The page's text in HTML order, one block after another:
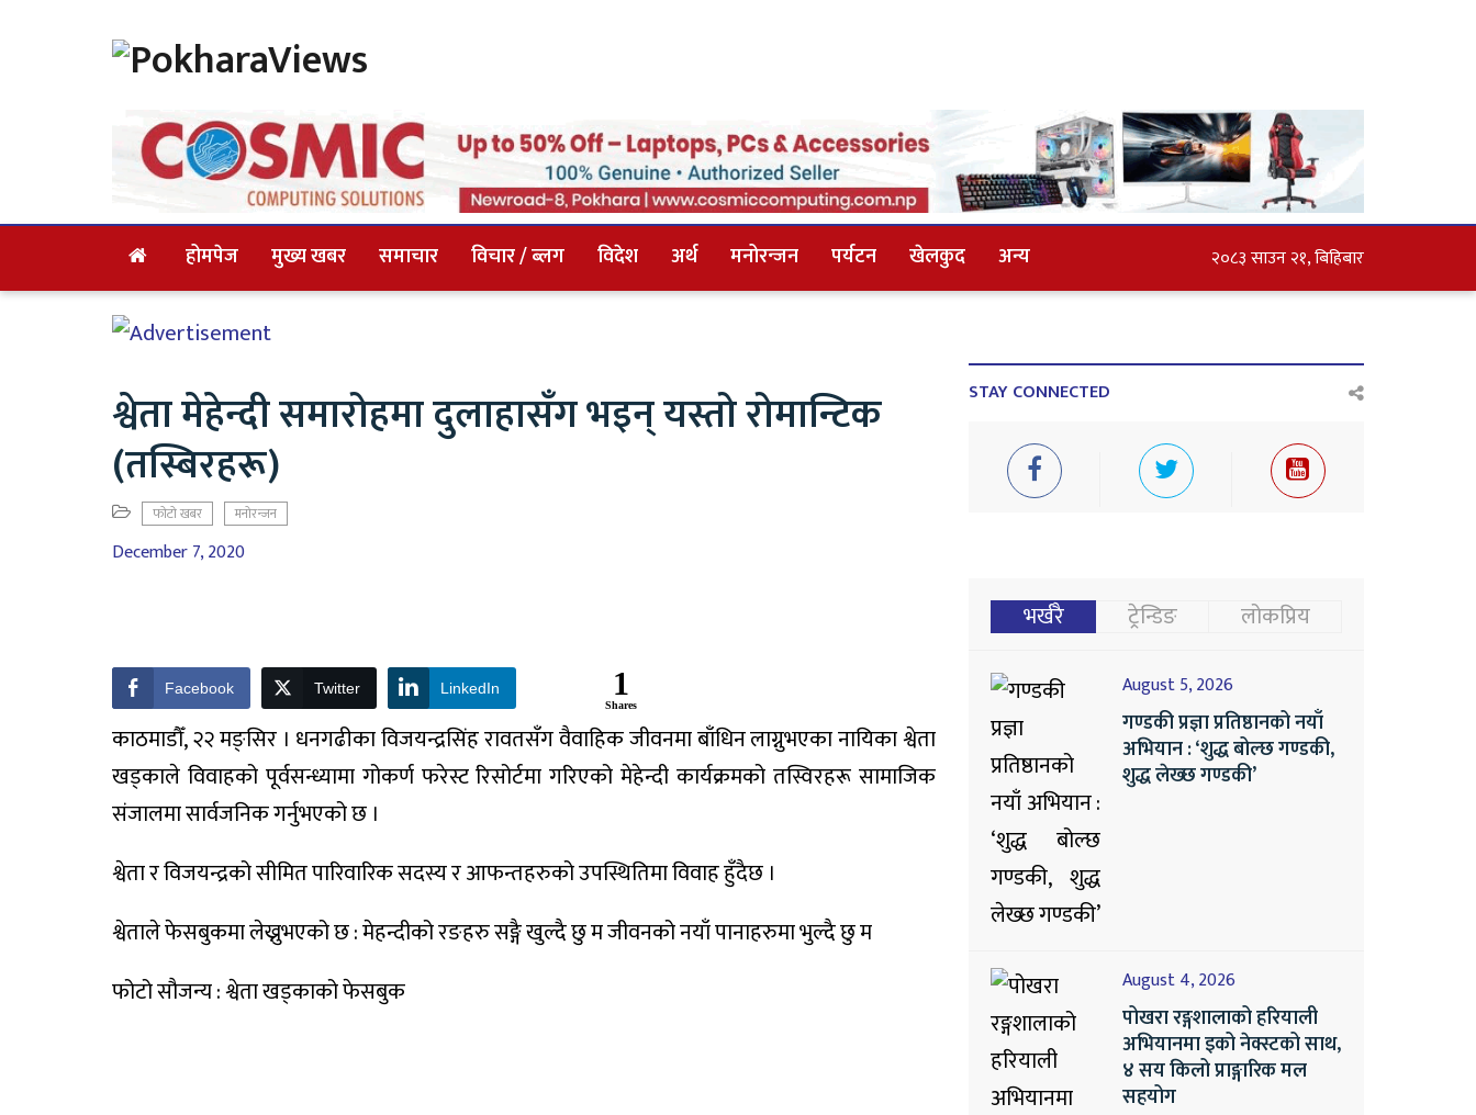
होमपेज मुख्य खबर समाचार विचार / ब्लग विदेश अर्थ मनोरन्जन पर्यटन खेलकुद अन्य २०८३ साउन २१, बिहिबार
श्वेता मेहेन्दी समारोहमा दुलाहासँग भइन् यस्तो रोमान्टिक
(तस्बिरहरू)
फोटो खबर मनोरन्जन
December 7, 2020
Facebook Twitter LinkedIn 1
Shares
काठमाडौँ, २२ मङ्सिर । धनगढीका विजयन्द्रसिंह रावतसँग वैवाहिक जीवनमा बाँधिन लाग्नुभएका नायिका श्वेता
खड्काले विवाहको पूर्वसन्ध्यामा गोकर्ण फरेस्ट रिसोर्टमा गरिएको मेहेन्दी कार्यक्रमको तस्विरहरू सामाजिक
संजालमा सार्वजनिक गर्नुभएको छ ।
श्वेता र विजयन्द्रको सीमित पारिवारिक सदस्य र आफन्तहरुको उपस्थितिमा विवाह हुँदैछ ।
श्वेताले फेसबुकमा लेख्नुभएको छ : मेहन्दीको रङहरु सङ्गै खुल्दै छु म जीवनको नयाँ पानाहरुमा भुल्दै छु म
फोटो सौजन्य : श्वेता खड्काको फेसबुक
STAY CONNECTED
भर्खरै ट्रेन्डिङ लोकप्रिय
August 5, 2026
गण्डकी प्रज्ञा प्रतिष्ठानको नयाँ
अभियान : ‘शुद्ध बोल्छ गण्डकी,
शुद्ध लेख्छ गण्डकी’
August 4, 2026
पोखरा रङ्गशालाको हरियाली
अभियानमा इको नेक्स्टको साथ,
४ सय किलो प्राङ्गारिक मल
सहयोग